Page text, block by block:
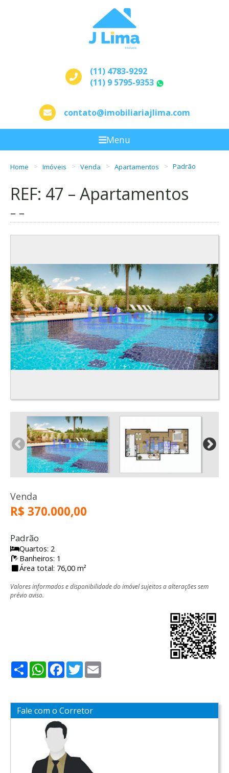
(11) 4783-9292
(11) 9 5795-9353
contato@imobiliariajlima.com
Menu
Home Imóveis Venda Apartamentos Padrão
REF: 47 – Apartamentos
– –
Venda
R$ 370.000,00
Padrão
Quartos: 2
Banheiros: 1
Área total: 76,00 m²
Valores informados e disponibilidade do imóvel sujeitos a alterações sem
prévio aviso.
ShareWhatsApp
Facebook
Twitter
Fale com o Corretor